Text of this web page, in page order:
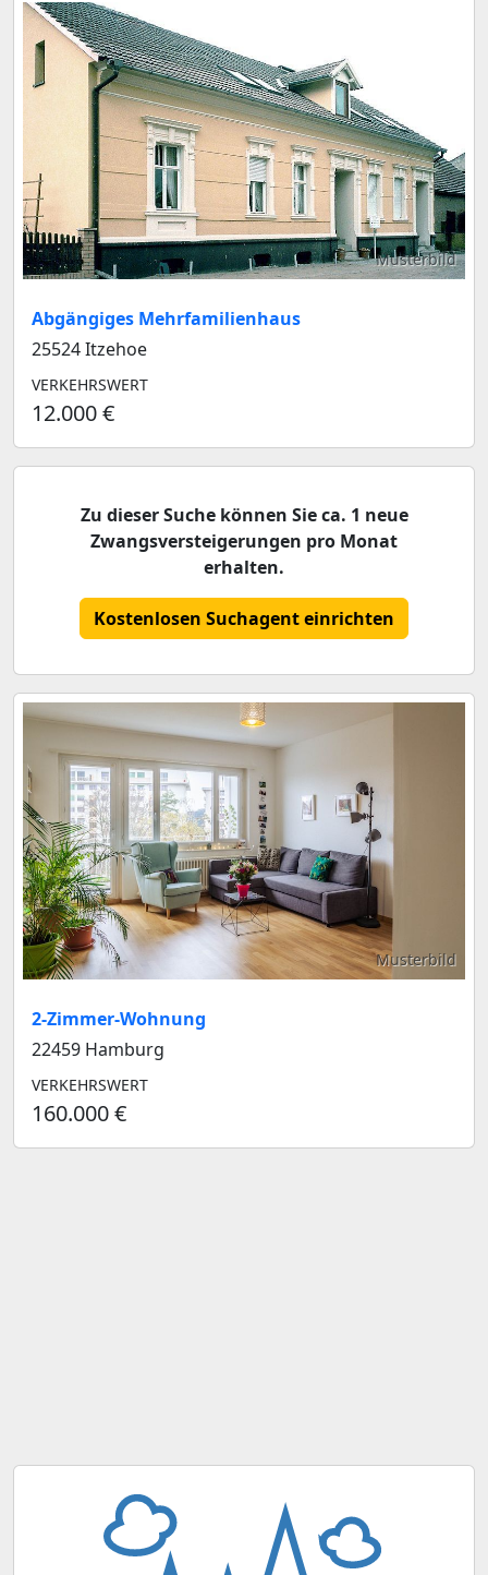
Musterbild
Abgängiges Mehrfamilienhaus
25524 Itzehoe
VERKEHRSWERT
12.000 €
Zu dieser Suche können Sie ca. 1 neue
Zwangsversteigerungen pro Monat
erhalten.
Kostenlosen Suchagent einrichten
Musterbild
2-Zimmer-Wohnung
22459 Hamburg
VERKEHRSWERT
160.000 €